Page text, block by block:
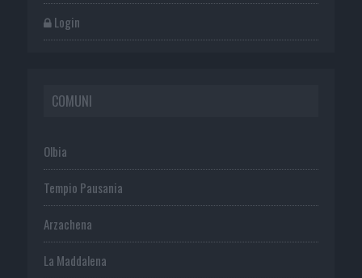
Login
COMUNI
Olbia
Tempio Pausania
Arzachena
La Maddalena